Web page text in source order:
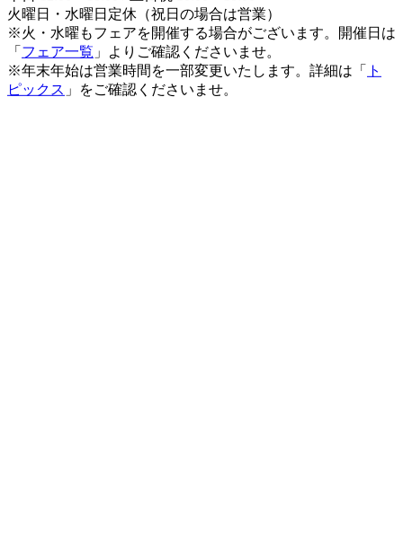
火曜日・水曜日定休（祝日の場合は営業）
※火・水曜もフェアを開催する場合がございます。開催日は
「 フェア一覧 」よりご確認くださいませ。
※年末年始は営業時間を一部変更いたします。詳細は「
ト
ピックス 」をご確認くださいませ。